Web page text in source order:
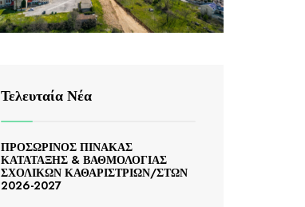
Τελευταία Νέα
ΠΡΟΣΩΡΙΝΟΣ ΠΙΝΑΚΑΣ
ΚΑΤΑΤΑΞΗΣ & ΒΑΘΜΟΛΟΓΙΑΣ
ΣΧΟΛΙΚΩΝ ΚΑΘΑΡΙΣΤΡΙΩΝ/ΣΤΩΝ
2026-2027